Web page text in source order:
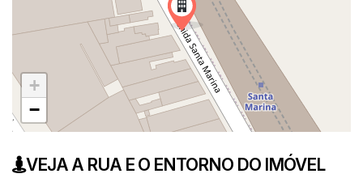
+
−
VEJA A RUA E O ENTORNO DO IMÓVEL